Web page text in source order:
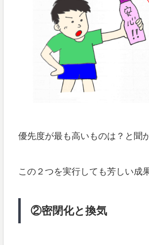
優先度が最も高いものは？と聞
この２つを実行しても芳しい
②密閉化と換気